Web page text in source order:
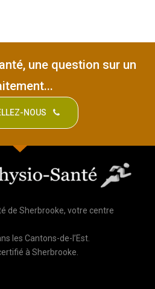
une question sur un
NOUS
de Sherbrooke, votre centre
les Cantons-de-l’Est.
à Sherbrooke.